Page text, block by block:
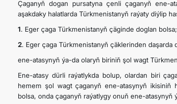
Çaganyň dogan pursatyna çenli çaganyň ene-
aşakdaky halatlarda Türkmenistanyň raýaty diýlip
1. Eger çaga Türkmenistanyň çäginde doglan bolsa;
2. Eger çaga Türkmenistanyň çäklerinden daşarda
ene-atasynyň ýa-da olaryň biriniň şol wagt
Ene-atasy dürli raýatlykda bolup, olardan biri
hemem şol wagt çaganyň ene-atasynyň ikisiniň
bolsa, onda çaganyň raýatlygy onuň ene-